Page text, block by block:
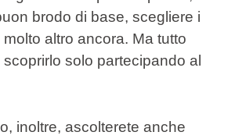
brodo di base, scegliere i
altro ancora. Ma tutto
solo partecipando al
inoltre, ascolterete anche